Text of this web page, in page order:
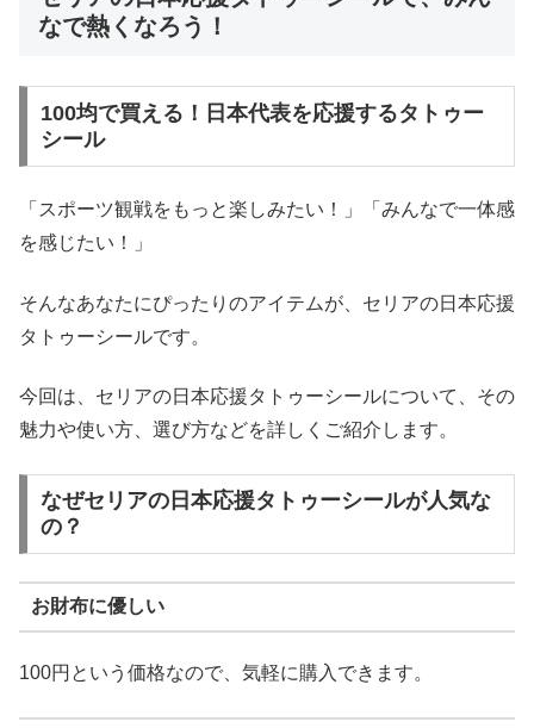
なで熱くなろう！
100均で買える！日本代表を応援するタトゥー
シール
「スポーツ観戦をもっと楽しみたい！」「みんなで一体感
を感じたい！」
そんなあなたにぴったりのアイテムが、セリアの日本応援
タトゥーシールです。
今回は、セリアの日本応援タトゥーシールについて、その
魅力や使い方、選び方などを詳しくご紹介します。
なぜセリアの日本応援タトゥーシールが人気な
の？
お財布に優しい
100円という価格なので、気軽に購入できます。